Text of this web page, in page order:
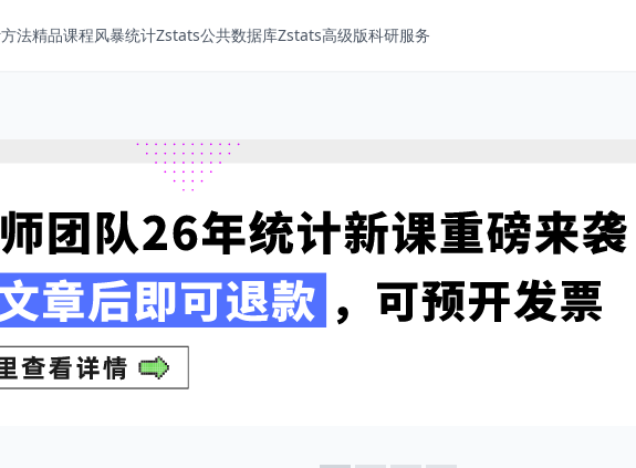
法精品课程风暴统计Zstats公共数据库Zstats高级版科研服务